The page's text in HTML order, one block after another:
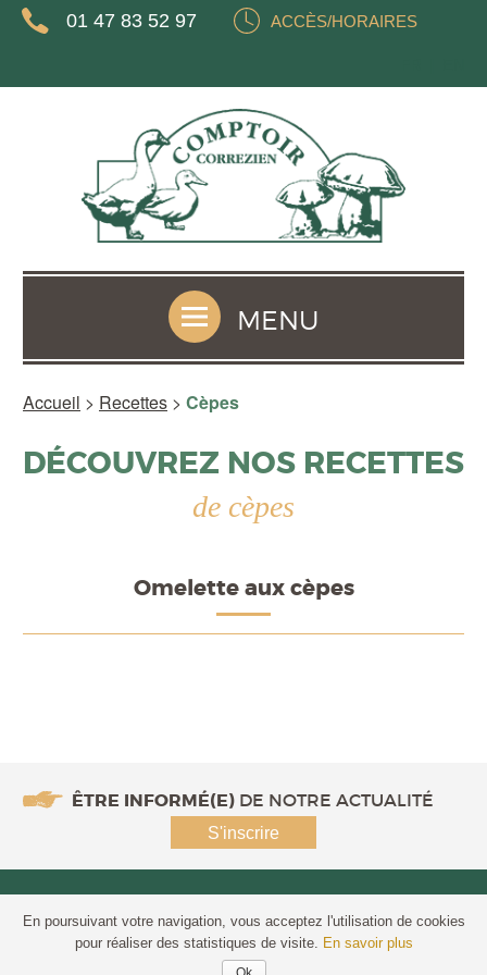
01 47 83 52 97 ACCÈS/HORAIRES
MENU
Accueil > Recettes > Cèpes
DÉCOUVREZ NOS RECETTES
de cèpes
Omelette aux cèpes
ÊTRE INFORMÉ(E) DE NOTRE ACTUALITÉ
S'inscrire
COMPTOIR CORRÉZIEN©2026, spécialiste du foie gras, de la
truffe et du champignon, épicerie fine à Paris -MENTIONS
POLITIQUE DE CONFIDENTIALITÉ
En poursuivant votre navigation, vous acceptez l'utilisation de cookies
pour réaliser des statistiques de visite. En savoir plus